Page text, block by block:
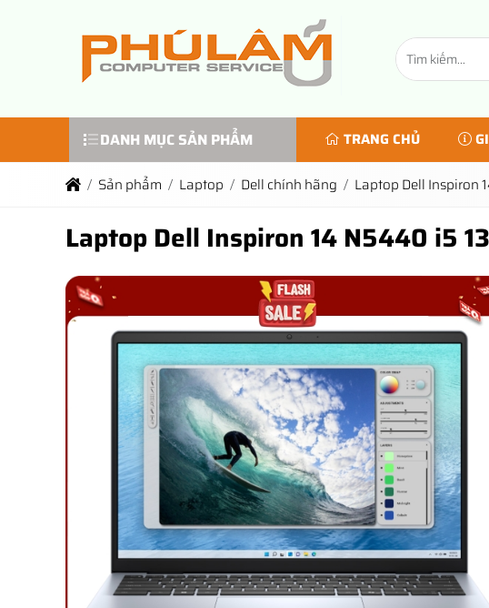
DANH MỤC SẢN PHẨM TRANG CHỦ
Sản phẩm Laptop Dell chính hãng Laptop Dell Inspiron
Laptop Dell Inspiron 14 N5440 i5